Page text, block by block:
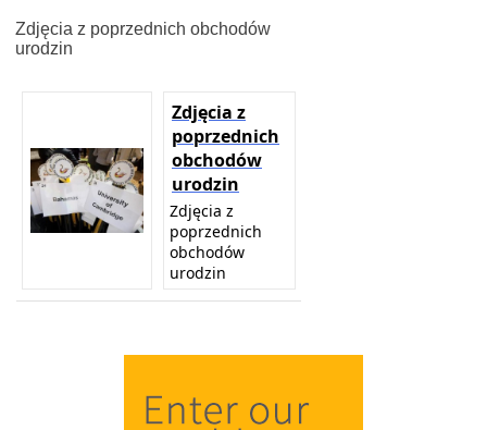
Zdjęcia z poprzednich obchodów
urodzin
Zdjęcia z
poprzednich
obchodów
urodzin
Zdjęcia z
poprzednich
obchodów
urodzin